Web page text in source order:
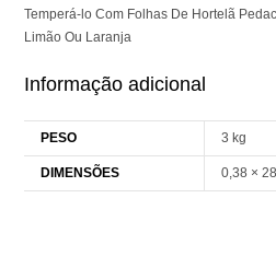
Temperá-lo Com Folhas De Hortelã
Limão Ou Laranja
Informação adicional
PESO 3 kg
DIMENSÕES 0,38 ×